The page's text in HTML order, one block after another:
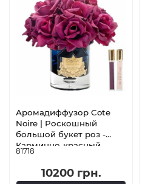
Аромадиффузор Cote
Noire | Роскошный
большой букет роз -
Карминно-красный -
Ваза из темного стекла -
Золото - Бордовая
коробка
81718
10200 грн.